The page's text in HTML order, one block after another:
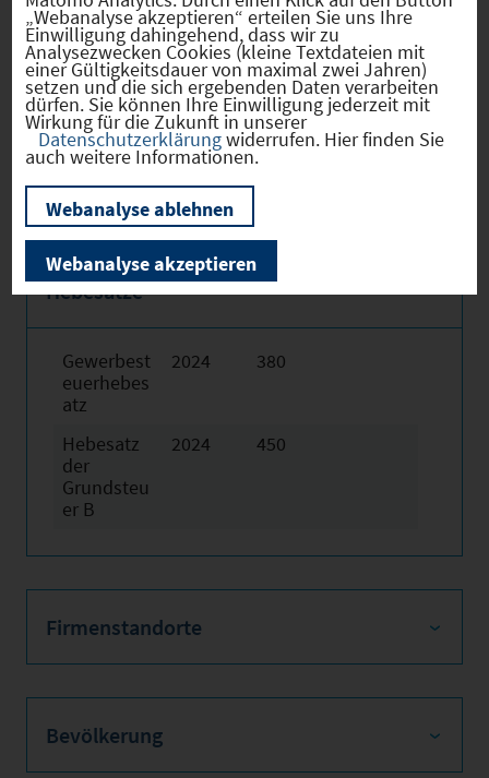
Egloffstein ist bekannt für sein leckeres
Brot.
Weitere Informationen finden Sie
obenstehend!
Hebesätze
Gewerbest
euerhebes
atz
2024 380
Hebesatz
der
Grundsteu
er B
2024 450
Firmenstandorte
Bevölkerung
„Webanalyse akzeptieren“ erteilen Sie uns Ihre
Einwilligung dahingehend, dass wir zu
Analysezwecken Cookies (kleine Textdateien mit
einer Gültigkeitsdauer von maximal zwei Jahren)
setzen und die sich ergebenden Daten verarbeiten
dürfen. Sie können Ihre Einwilligung jederzeit mit
Wirkung für die Zukunft in unserer
Datenschutzerklärungwiderrufen. Hier finden Sie
auch weitere Informationen.
Webanalyse ablehnen
Webanalyse akzeptieren